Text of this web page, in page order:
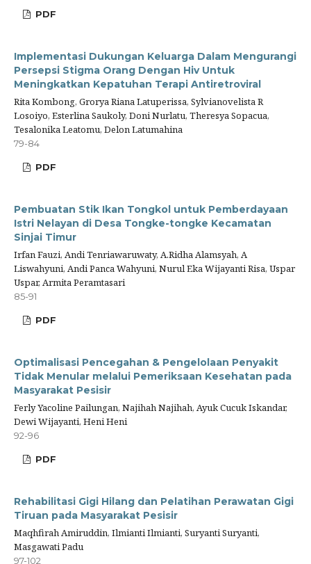
PDF
Implementasi Dukungan Keluarga Dalam Mengurangi
Persepsi Stigma Orang Dengan Hiv Untuk
Meningkatkan Kepatuhan Terapi Antiretroviral
Rita Kombong, Grorya Riana Latuperissa, Sylvianovelista R
Losoiyo, Esterlina Saukoly, Doni Nurlatu, Theresya Sopacua,
Tesalonika Leatomu, Delon Latumahina
79-84
PDF
Pembuatan Stik Ikan Tongkol untuk Pemberdayaan
Istri Nelayan di Desa Tongke-tongke Kecamatan
Sinjai Timur
Irfan Fauzi, Andi Tenriawaruwaty, A.Ridha Alamsyah, A
Liswahyuni, Andi Panca Wahyuni, Nurul Eka Wijayanti Risa, Uspar
Uspar, Armita Peramtasari
85-91
PDF
Optimalisasi Pencegahan & Pengelolaan Penyakit
Tidak Menular melalui Pemeriksaan Kesehatan pada
Masyarakat Pesisir
Ferly Yacoline Pailungan, Najihah Najihah, Ayuk Cucuk Iskandar,
Dewi Wijayanti, Heni Heni
92-96
PDF
Rehabilitasi Gigi Hilang dan Pelatihan Perawatan Gigi
Tiruan pada Masyarakat Pesisir
Maqhfirah Amiruddin, Ilmianti Ilmianti, Suryanti Suryanti,
Masgawati Padu
97-102